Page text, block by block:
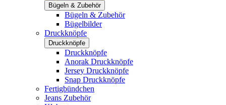
Bügeln & Zubehör
Bügeln & Zubehör
Bügelbilder
Druckknöpfe
Druckknöpfe
Druckknöpfe
Anorak Druckknöpfe
Jersey Druckknöpfe
Snap Druckknöpfe
Fertigbündchen
Jeans Zubehör